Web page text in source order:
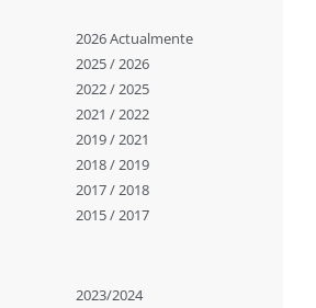
2026 Actualmente
2025 / 2026
2022 / 2025
2021 / 2022
2019 / 2021
2018 / 2019
2017 / 2018
2015 / 2017
2023/2024